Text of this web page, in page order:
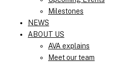
Milestones
NEWS
ABOUT US
AVA explains
Meet our team